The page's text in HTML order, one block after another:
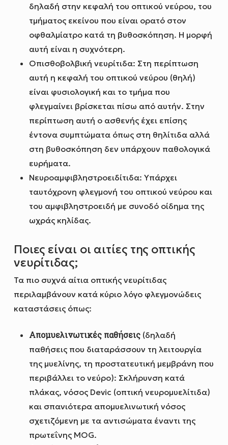
δηλαδή στην κεφαλή του οπτικού νεύρου, του
τμήματος εκείνου που είναι ορατό στον
οφθαλμίατρο κατά τη βυθοσκόπηση. Η μορφή
αυτή είναι η συχνότερη.
Οπισθοβολβική νευρίτιδα: Στη περίπτωση
αυτή η κεφαλή του οπτικού νεύρου (θηλή)
είναι φυσιολογική και το τμήμα που
φλεγμαίνει βρίσκεται πίσω από αυτήν. Στην
περίπτωση αυτή ο ασθενής έχει επίσης
έντονα συμπτώματα όπως στη θηλίτιδα αλλά
στη βυθοσκόπηση δεν υπάρχουν παθολογικά
ευρήματα.
Νευροαμφιβληστροειδίτιδα: Υπάρχει
ταυτόχρονη φλεγμονή του οπτικού νεύρου και
του αμφιβληστροειδή με συνοδό οίδημα της
ωχράς κηλίδας.
Ποιες είναι οι αιτίες της οπτικής
νευρίτιδας;
Τα πιο συχνά αίτια οπτικής νευρίτιδας
περιλαμβάνουν κατά κύριο λόγο φλεγμονώδεις
καταστάσεις όπως:
Απομυελινωτικές παθήσεις (δηλαδή
παθήσεις που διαταράσσουν τη λειτουργία
της μυελίνης, τη προστατευτική μεμβράνη που
περιβάλλει το νεύρο): Σκλήρυνση κατά
πλάκας, νόσος Devic (οπτική νευρομυελίτιδα)
και σπανιότερα απομυελινωτική νόσος
σχετιζόμενη με τα αντισώματα έναντι της
πρωτεΐνης MOG.